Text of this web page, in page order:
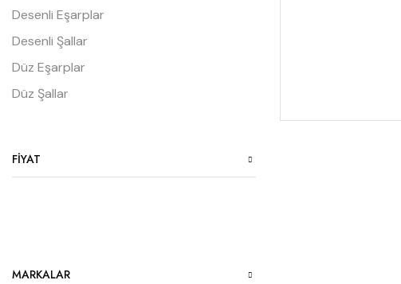
Desenli Eşarplar
Desenli Şallar
Düz Eşarplar
Düz Şallar
FIYAT
MARKALAR